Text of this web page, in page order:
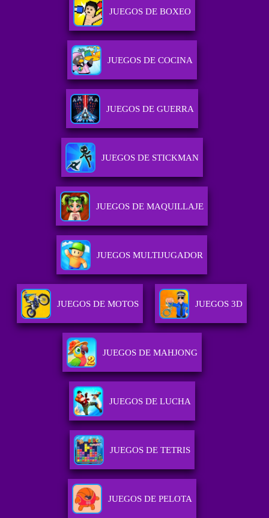
JUEGOS DE BOXEO
JUEGOS DE COCINA
JUEGOS DE GUERRA
JUEGOS DE STICKMAN
JUEGOS DE MAQUILLAJE
JUEGOS MULTIJUGADOR
JUEGOS DE MOTOS JUEGOS 3D
JUEGOS DE MAHJONG
JUEGOS DE LUCHA
JUEGOS DE TETRIS
JUEGOS DE PELOTA